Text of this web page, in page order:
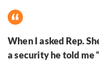
When I asked Rep.
a security he told me